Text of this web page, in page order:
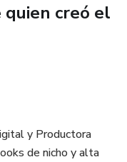
saludable.
a preparar
y su salud te
quien creó el
y Productora
de nicho y alta